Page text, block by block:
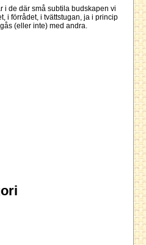
i de där små subtila budskapen vi
i förrådet, i tvättstugan, ja i princip
(eller inte) med andra.